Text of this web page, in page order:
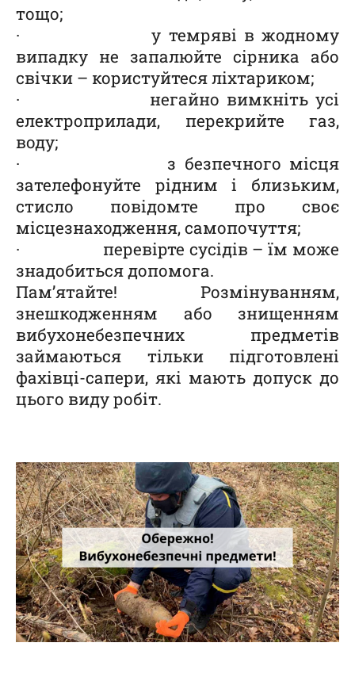
тощо;
· у темряві в жодному
випадку не запалюйте сірника або
свічки – користуйтеся ліхтариком;
· негайно вимкніть усі
електроприлади, перекрийте газ,
воду;
· з безпечного місця
зателефонуйте рідним і близьким,
стисло повідомте про своє
місцезнаходження, самопочуття;
· перевірте сусідів – їм може
знадобиться допомога.
Пам’ятайте! Розмінуванням,
знешкодженням або знищенням
вибухонебезпечних предметів
займаються тільки підготовлені
фахівці-сапери, які мають допуск до
цього виду робіт.